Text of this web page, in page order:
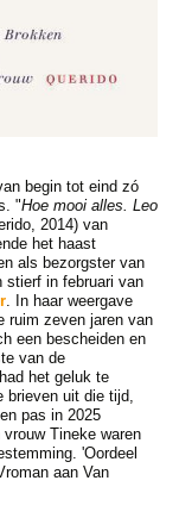
begin tot eind zó
"Hoe mooi alles. Leo
2014) van
het haast
als bezorgster van
stierf in februari van
. In haar weergave
ruim zeven jaren van
een bescheiden en
van de
het geluk te
uit die tijd,
pas in 2025
Tineke waren
'Oordeel
aan Van